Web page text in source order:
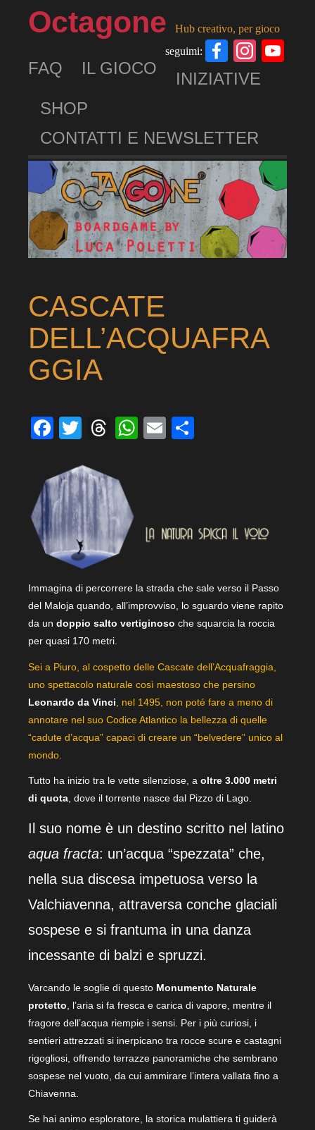
Octagone
Hub creativo, per gioco
seguimi:
Facebook
FAQ IL GIOCO
INIZIATIVE
SHOP
CONTATTI E NEWSLETTER
CASCATE
DELL’ACQUAFRA
GGIA
Facebook
TwitterThreads
WhatsApp
Email
Immagina di percorrere la strada che sale verso il Passo
del Maloja quando, all’improvviso, lo sguardo viene rapito
da un doppio salto vertiginoso che squarcia la roccia
per quasi 170 metri.
Sei a Piuro, al cospetto delle Cascate dell’Acquafraggia,
uno spettacolo naturale così maestoso che persino
Leonardo da Vinci , nel 1495, non poté fare a meno di
annotare nel suo Codice Atlantico la bellezza di quelle
“cadute d’acqua” capaci di creare un “belvedere” unico al
mondo.
Tutto ha inizio tra le vette silenziose, a oltre 3.000 metri
di quota, dove il torrente nasce dal Pizzo di Lago.
Il suo nome è un destino scritto nel latino
aqua fracta: un’acqua “spezzata” che,
nella sua discesa impetuosa verso la
Valchiavenna, attraversa conche glaciali
sospese e si frantuma in una danza
incessante di balzi e spruzzi.
Varcando le soglie di questo Monumento Naturale
protetto , l’aria si fa fresca e carica di vapore, mentre il
fragore dell’acqua riempie i sensi. Per i più curiosi, i
sentieri attrezzati si inerpicano tra rocce scure e castagni
rigogliosi, offrendo terrazze panoramiche che sembrano
sospese nel vuoto, da cui ammirare l’intera vallata fino a
Chiavenna.
Se hai animo esploratore, la storica mulattiera ti guiderà